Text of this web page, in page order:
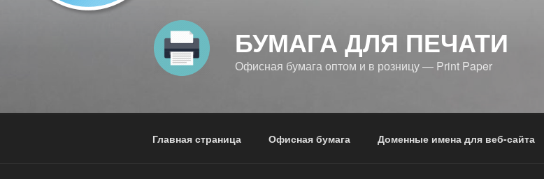
БУМАГА ДЛЯ ПЕЧАТИ
Офисная бумага оптом и в розницу — Print Paper
Главная страница Офисная бумага Доменные имена для веб-сайта